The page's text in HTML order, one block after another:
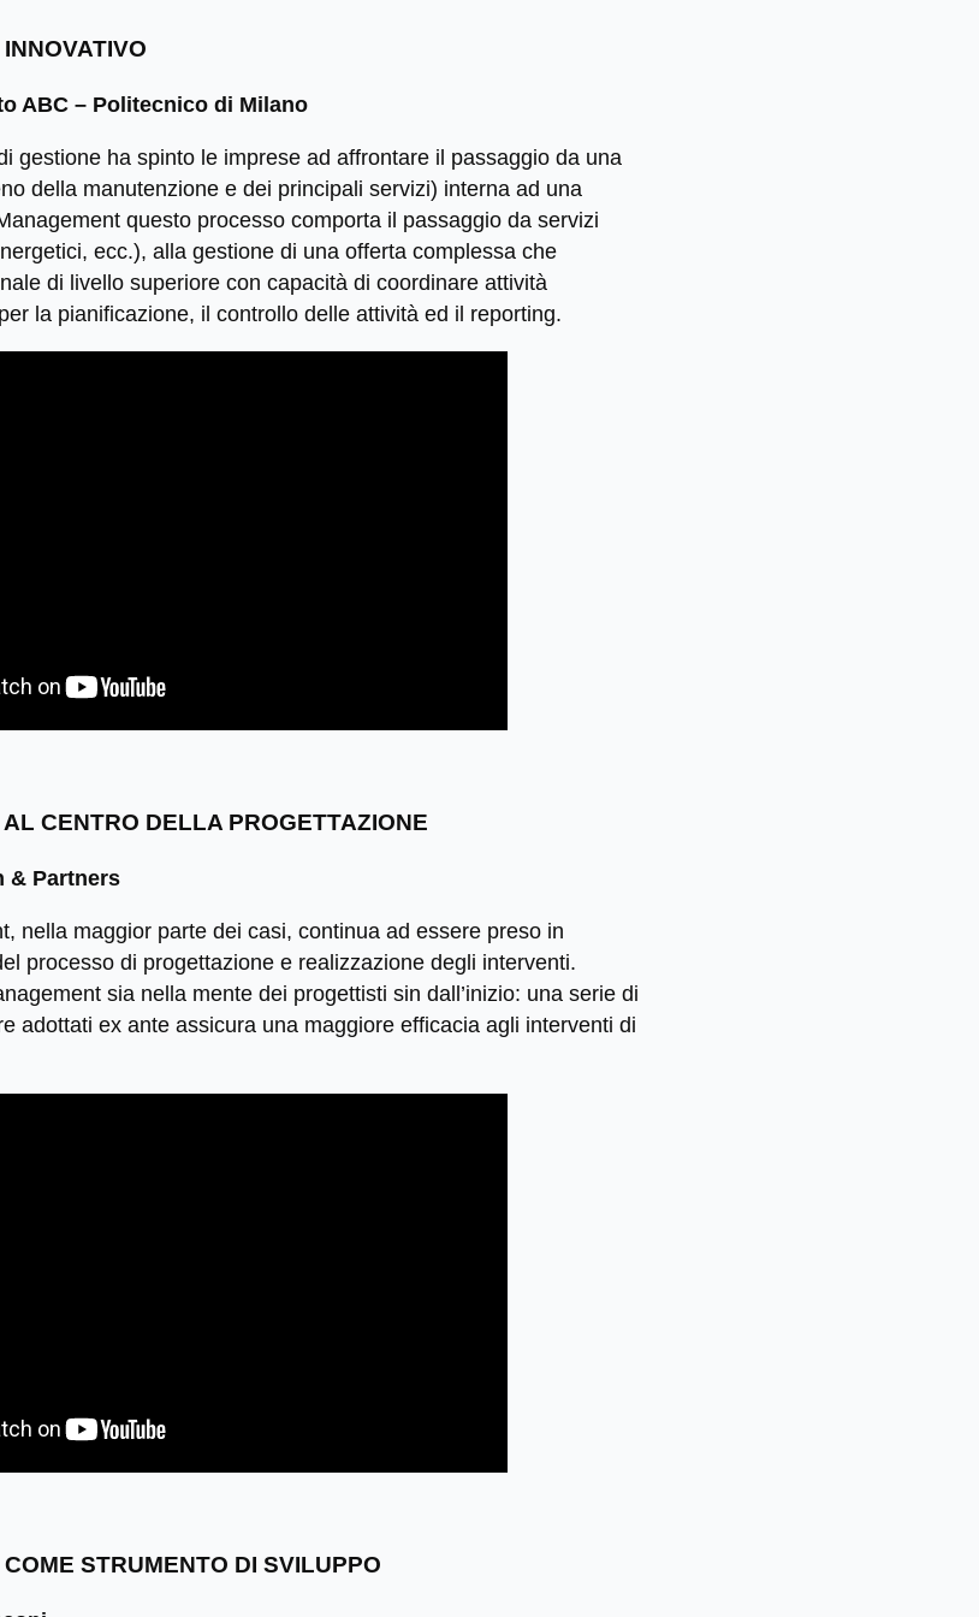
ABC – Politecnico di Milano
gestione ha spinto le imprese ad affrontare il passaggio da una
della manutenzione e dei principali servizi) interna ad una
questo processo comporta il passaggio da servizi
ecc.), alla gestione di una offerta complessa che
di livello superiore con capacità di coordinare attività
la pianificazione, il controllo delle attività ed il reporting.
CENTRO DELLA PROGETTAZIONE
& Partners
nella maggior parte dei casi, continua ad essere preso in
processo di progettazione e realizzazione degli interventi.
sia nella mente dei progettisti sin dall’inizio: una serie di
adottati ex ante assicura una maggiore efficacia agli interventi di
STRUMENTO DI SVILUPPO